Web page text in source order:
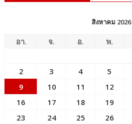
สิงหาคม 2026
อา. จ. อ. พ.
2
3 4 5
9
10 11 12
16
17 18 19
23
24 25 26